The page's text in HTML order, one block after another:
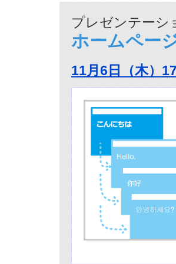
プレゼンテーシ
ホームペー
11月6日（木）